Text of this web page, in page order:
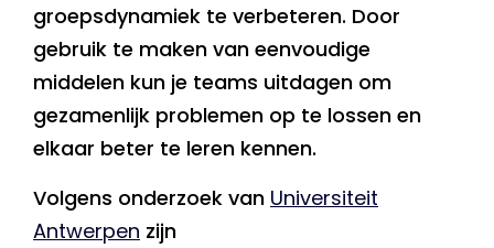
groepsdynamiek te verbeteren. Door
gebruik te maken van eenvoudige
middelen kun je teams uitdagen om
gezamenlijk problemen op te lossen en
elkaar beter te leren kennen.
Volgens onderzoek van Universiteit
Antwerpen zijn